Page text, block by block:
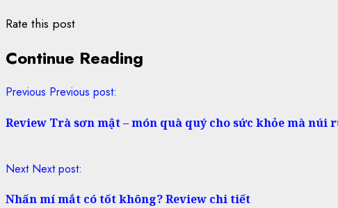
Rate this post
Continue Reading
Previous Previous post:
Review Trà sơn mật – món quà quý cho sức khỏe mà núi
Next Next post:
Nhấn mí mắt có tốt không? Review chi tiết